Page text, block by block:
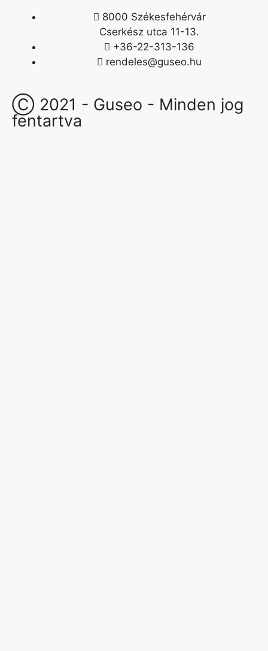
8000 Székesfehérvár
Cserkész utca 11-13.
+36-22-313-136
rendeles@guseo.hu
Ⓒ 2021 - Guseo - Minden jog
fentartva